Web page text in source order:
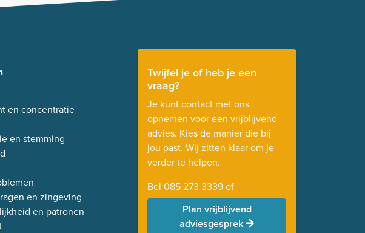
Twijfel je of heb je een
vraag?
Je kunt contact met ons
opnemen voor een vrijblijvend
advies. Kies de manier die bij
jou past. Wij zitten klaar om je
verder te helpen.
Bel 085 273 3339of
Plan vrijblijvend
adviesgesprek
en concentratie
en stemming
en zingeving
en patronen